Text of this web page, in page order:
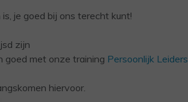
je goed bij ons terecht kunt!
zijn
goed met onze training Persoonlijk
hiervoor.